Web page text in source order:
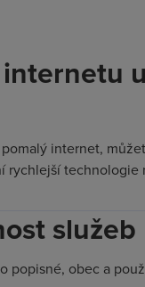
internet,
rychlejší
služeb
popisné, obec a